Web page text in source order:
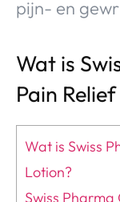
pijn- en
Wat is
Pain
Wat is Swiss
Lotion?
Swiss